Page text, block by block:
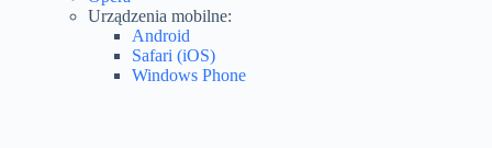
Urządzenia mobilne:
Android
Safari (iOS)
Windows Phone